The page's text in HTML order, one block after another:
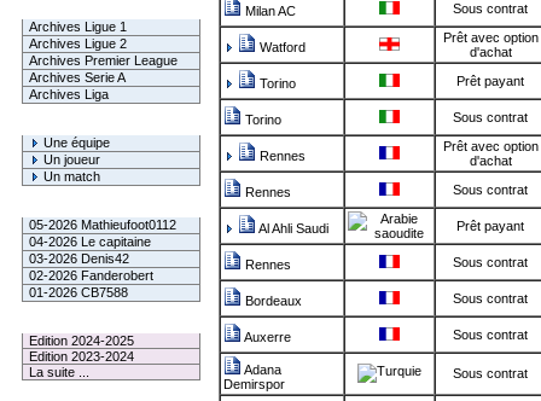
Archives Ligue 1
Archives Ligue 2
Archives Premier League
Archives Serie A
Archives Liga
Une équipe
Un joueur
Un match
05-2026 Mathieufoot0112
04-2026 Le capitaine
03-2026 Denis42
02-2026 Fanderobert
01-2026 CB7588
Edition 2024-2025
Edition 2023-2024
La suite ...
Milan AC Sous contrat
Watford
Prêt avec option
d'achat
Torino Prêt payant
Torino Sous contrat
Rennes
Prêt avec option
d'achat
Rennes Sous contrat
Al Ahli Saudi Prêt payant
Rennes Sous contrat
Bordeaux Sous contrat
Auxerre Sous contrat
Adana
Demirspor
Sous contrat